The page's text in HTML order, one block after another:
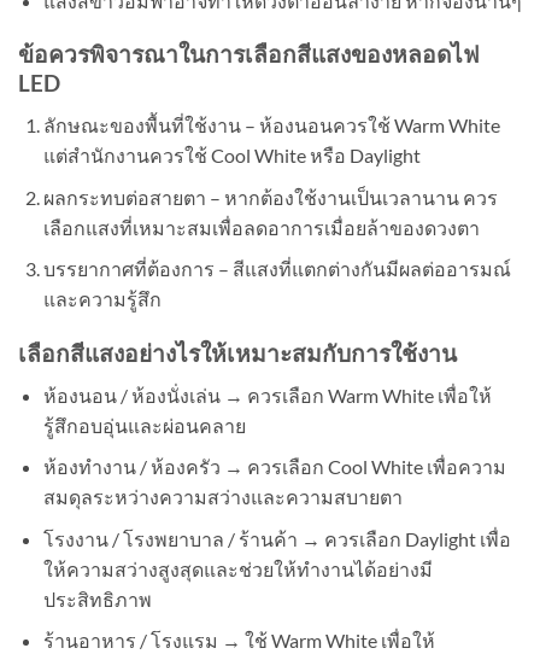
ข้อควรพิจารณาในการเลือกสีแสงของหลอดไฟ
LED
ลักษณะของพื้นที่ใช้งาน – ห้องนอนควรใช้ Warm White
แต่สำนักงานควรใช้ Cool White หรือ Daylight
ผลกระทบต่อสายตา – หากต้องใช้งานเป็นเวลานาน ควร
เลือกแสงที่เหมาะสมเพื่อลดอาการเมื่อยล้าของดวงตา
บรรยากาศที่ต้องการ – สีแสงที่แตกต่างกันมีผลต่ออารมณ์
และความรู้สึก
เลือกสีแสงอย่างไรให้เหมาะสมกับการใช้งาน
ห้องนอน / ห้องนั่งเล่น → ควรเลือก Warm White เพื่อให้
รู้สึกอบอุ่นและผ่อนคลาย
ห้องทำงาน / ห้องครัว → ควรเลือก Cool White เพื่อความ
สมดุลระหว่างความสว่างและความสบายตา
โรงงาน / โรงพยาบาล / ร้านค้า → ควรเลือก Daylight เพื่อ
ให้ความสว่างสูงสุดและช่วยให้ทำงานได้อย่างมี
ประสิทธิภาพ
ร้านอาหาร / โรงแรม → ใช้ Warm White เพื่อให้